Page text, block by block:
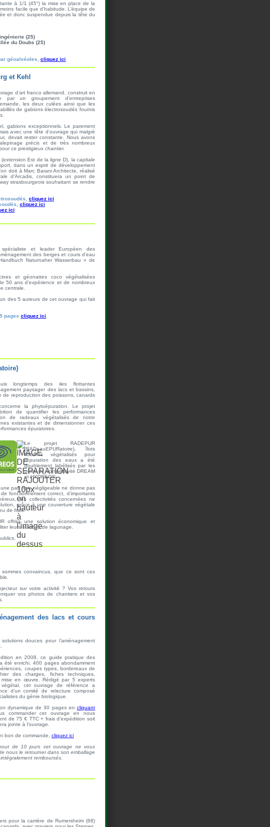
à 1/1 (45°) la mise en place de la
facile que d’habitude. L’équipe de
et donc suspendue depuis la tête du
(25)
du Doubs (25)
géoalvéoles, cliquez ici
et Kehl
d’art franco allemand, construit en
par un groupement d’entreprises
les deux culées ainsi que les
de gabions électrosoudés fournis
gabions exceptionnels. Le parement
avec une tête d’ouvrage qui malgré
devait rester constante. Nous avons
précis et de très nombreux
ce prestigieux chantier.
Est de la ligne D), la capitale
dans un esprit de développement
doit à Marc Barani Architecte, réalisé
d’Arcadis, constituera un point de
strasbourgeois souhaitant se rendre
cliquez ici
cliquez ici
ici
spécialiste et leader Européen des
des berges et cours d’eau
Naturnaher Wasserbau » de
et géonattes coco végétalisées
50 ans d’expérience et de nombreux
centrale.
des 5 auteurs de cet ouvrage qui fait
pages cliquez ici
longtemps des iles flottantes
paysager des lacs et bassins,
de reproduction des poissons, canards
la phytoépuration. Le projet
de quantifier les performances
de radeaux végétalisés de notre
existantes et de dimensionner ces
épuratoires.
Le projet RADEPUR
(RADeauEPURatoire), îlots
flottants végétalisés pour
l’épuration des eaux a été
doublement labélisés par les
pôles de compétitivité DREAM
et HYDREOS.
part non négligeable ne donne pas
fonctionnement correct, d’importants
les collectivités concernées ne
grâce à une couverture végétale
de frais.
offrira une solution économique et
leurs stations de lagunage.
convaincus, que ce sont ces
sur votre activité ? Vos retours
vos photos de chantiers et vos
des lacs et cours
douces pour l’aménagement
en 2008, ce guide pratique des
été enrichi. 400 pages abondamment
coupes types, bordereaux de
des charges, fiches techniques,
mise en œuvre. Rédigé par 5 experts
cet ouvrage de référence a
d’un comité de relecture composé
du génie biologique.
dynamique de 30 pages en cliquant
commander cet ouvrage en nous
de 75 € TTC + frais d’expédition soit
jointe à l’ouvrage.
bon de commande, cliquez ici
de 10 jours cet ouvrage ne vous
nous le retourner dans son emballage
remboursés.
pour la carrière de Rumersheim (68)